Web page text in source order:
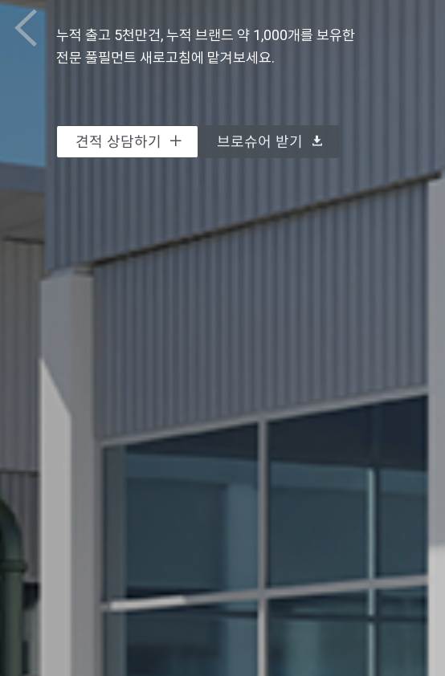
누적 출고 5천만건, 누적 브랜드 약 1,000개를 보유한
전문 풀필먼트 새로고침에 맡겨보세요.
견적 상담하기 브로슈어 받기
자세히 보기 브로슈어 받기
자세히 보기 브로슈어 받기
견적 상담하기 브로슈어 받기